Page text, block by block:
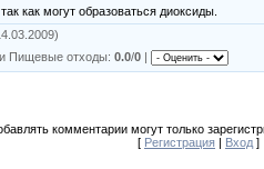
как могут образоваться диоксиды.
Пищевые отходы: 0.0/0 |
комментарии могут только
[ Регистрация | Вход ]